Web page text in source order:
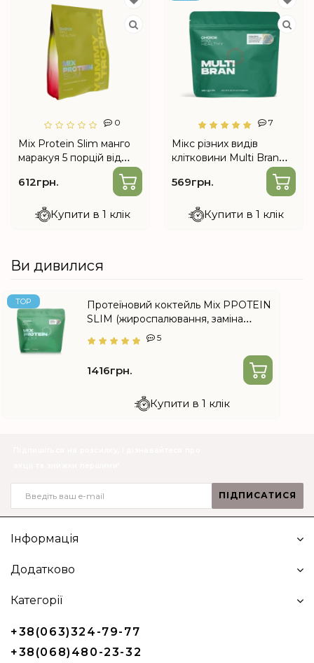
0
Mix Protein Slim манго
маракуя 5 порцій від
612грн.
Купити в 1 клік
7
Мікс різних видів
клітковини Multi Bran
569грн.
Купити в 1 клік
Ви дивилися
TOP
Протеїновий коктейль Mix PPOTEIN
SLIM (жироспалювання, заміна
сніданку) від Choice
5
1416грн.
Купити в 1 клік
ПІДПИСАТИСЯ
Інформація
Додатково
Категорії
+38(063)324-79-77
+38(068)480-23-32